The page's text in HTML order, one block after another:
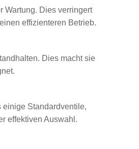
Wartung. Dies verringert
effizienteren Betrieb.
Dies macht sie
einige Standardventile,
effektiven Auswahl.